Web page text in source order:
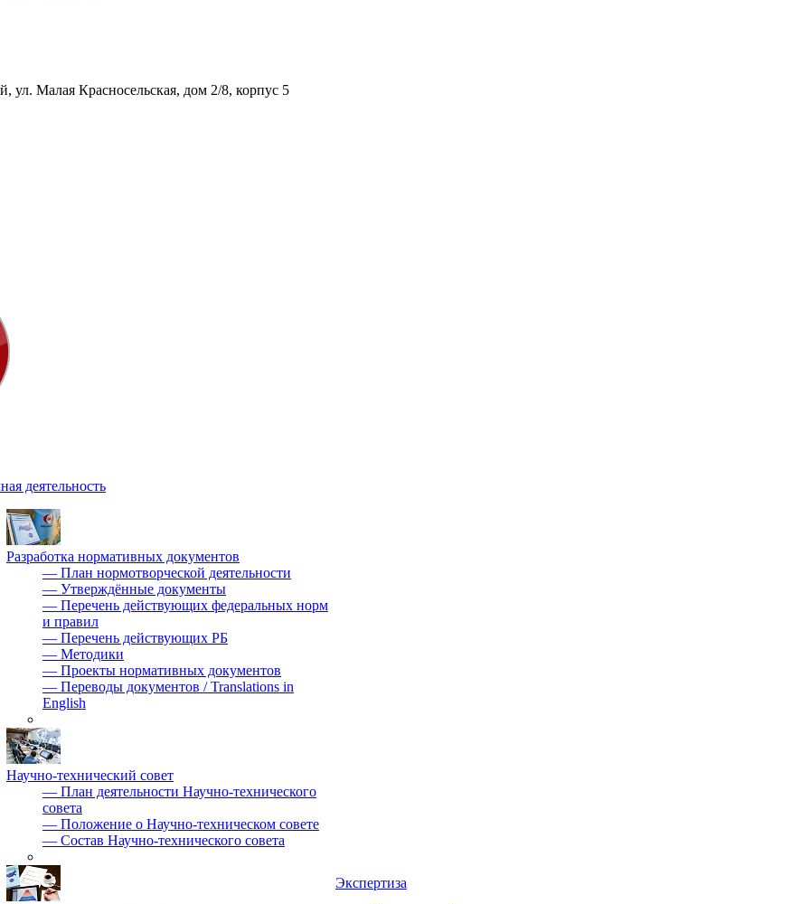
ул. Малая Красносельская, дом 2/8, корпус 5
деятельность
Разработка нормативных документов
— План нормотворческой деятельности
— Утверждённые документы
— Перечень действующих федеральных норм
и правил
— Перечень действующих РБ
— Методики
— Проекты нормативных документов
— Переводы документов / Translations in
English
Научно-технический совет
— План деятельности Научно-технического
совета
— Положение о Научно-техническом совете
— Состав Научно-технического совета
Экспертиза